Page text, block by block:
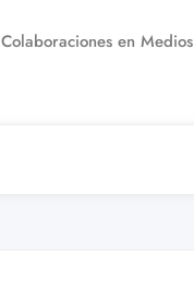
Colaboraciones en Medios